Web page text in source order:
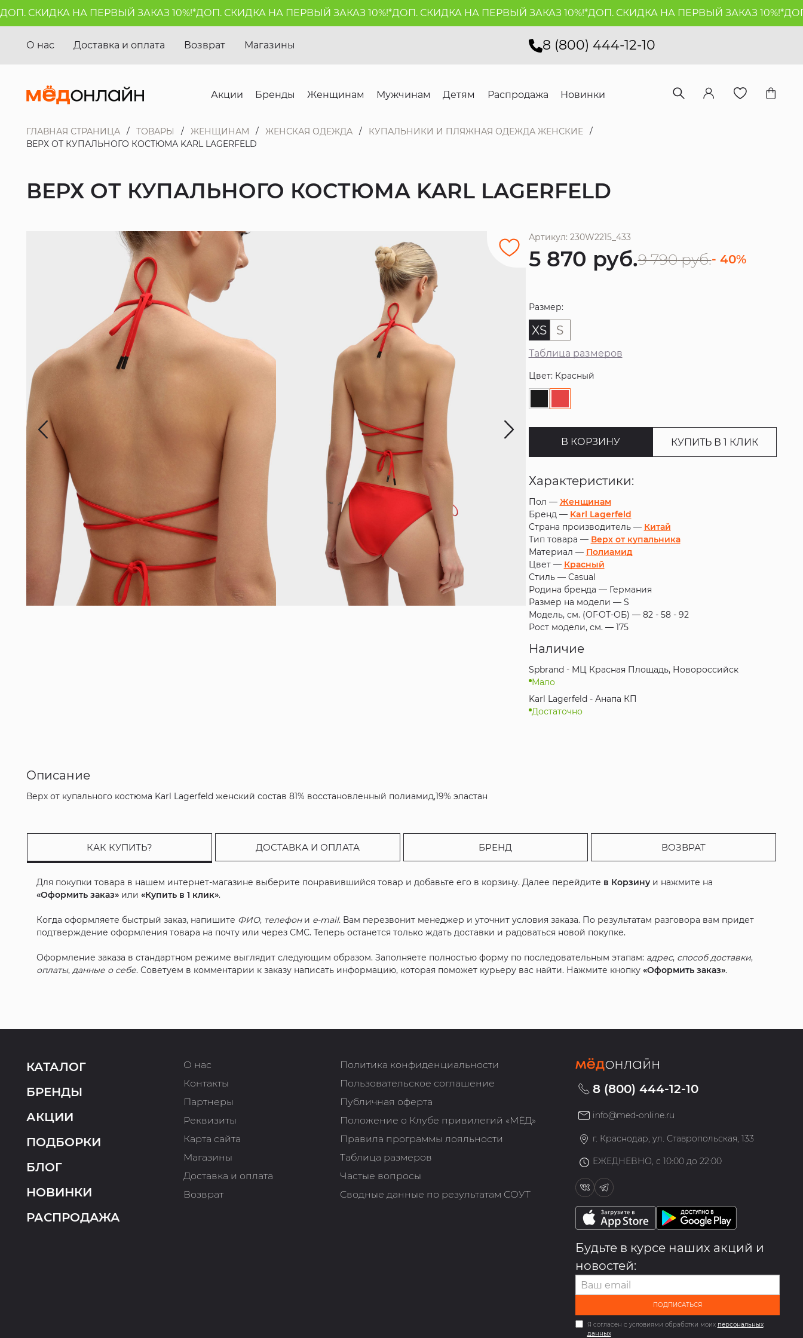
СКИДКА НА ПЕРВЫЙ ЗАКАЗ 10%!*ДОП. СКИДКА НА ПЕРВЫЙ ЗАКАЗ 10%!*ДОП. СКИДКА НА ПЕРВЫЙ ЗАКАЗ 10%!*ДОП. СКИДКА НА ПЕРВЫЙ ЗАКАЗ 10%!*ДОП.
8 (800) 444-12-10
О нас Доставка и оплата Возврат Магазины
Акции Бренды Женщинам Мужчинам Детям Распродажа Новинки
ГЛАВНАЯ СТРАНИЦА ТОВАРЫ ЖЕНЩИНАМ ЖЕНСКАЯ ОДЕЖДА
КУПАЛЬНИКИ И ПЛЯЖНАЯ ОДЕЖДА ЖЕНСКИЕ
ВЕРХ ОТ КУПАЛЬНОГО КОСТЮМА KARL LAGERFELD
ВЕРХ ОТ КУПАЛЬНОГО КОСТЮМА KARL LAGERFELD
Артикул: 230W2215_433
5 870 руб.9 790 руб.- 40%
Размер:
XS S
Таблица размеров
Цвет: Красный
В КОРЗИНУ КУПИТЬ В 1 КЛИК
Характеристики:
Пол — Женщинам
Бренд — Karl Lagerfeld
Страна производитель — Китай
Тип товара — Верх от купальника
Материал — Полиамид
Цвет — Красный
Стиль — Casual
Родина бренда — Германия
Размер на модели — S
Модель, см. (ОГ-ОТ-ОБ) — 82 - 58 - 92
Рост модели, см. — 175
Наличие
Spbrand - МЦ Красная Площадь, Новороссийск
Мало
Karl Lagerfeld - Анапа КП
Достаточно
Описание
Верх от купального костюма Karl Lagerfeld женский состав 81% восстановленный полиамид,19% эластан
КАК КУПИТЬ? ДОСТАВКА И ОПЛАТА БРЕНД ВОЗВРАТ
Для покупки товара в нашем интернет-магазине выберите понравившийся товар и добавьте его в корзину. Далее перейдите в Корзину и нажмите на
«Оформить заказ» или«Купить в 1 клик».
Когда оформляете быстрый заказ, напишите ФИО, телефони e-mail. Вам перезвонит менеджер и уточнит условия заказа. По результатам разговора вам придет
подтверждение оформления товара на почту или через СМС. Теперь останется только ждать доставки и радоваться новой покупке.
Оформление заказа в стандартном режиме выглядит следующим образом. Заполняете полностью форму по последовательным этапам: адрес, способ доставки,
оплаты,данные о себе. Советуем в комментарии к заказу написать информацию, которая поможет курьеру вас найти. Нажмите кнопку«Оформить заказ».
КАТАЛОГ
БРЕНДЫ
АКЦИИ
ПОДБОРКИ
БЛОГ
НОВИНКИ
РАСПРОДАЖА
О нас
Контакты
Партнеры
Реквизиты
Карта сайта
Магазины
Доставка и оплата
Возврат
Политика конфиденциальности
Пользовательское соглашение
Публичная оферта
Положение о Клубе привилегий «МЁД»
Правила программы лояльности
Таблица размеров
Частые вопросы
Сводные данные по результатам СОУТ
8 (800) 444-12-10
info@med-online.ru
г. Краснодар, ул. Ставропольская, 133
ЕЖЕДНЕВНО, с 10:00 до 22:00
Будьте в курсе наших акций и
новостей:
ПОДПИСАТЬСЯ
Я согласен с условиями обработки моих персональных
данных